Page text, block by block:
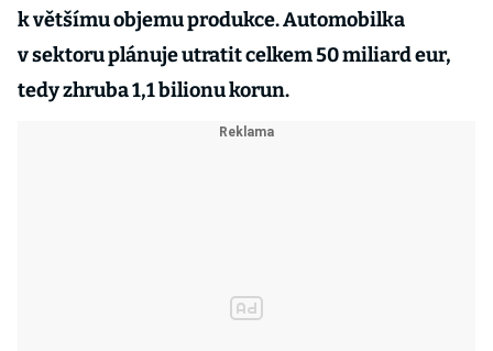
k většímu objemu produkce. Automobilka
v sektoru plánuje utratit celkem 50 miliard eur,
tedy zhruba 1,1 bilionu korun.